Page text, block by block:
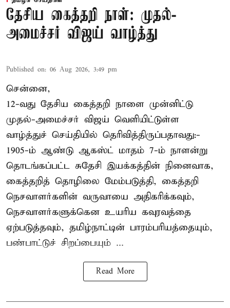
தேசிய கைத்தறி நாள்: முதல்-
அமைச்சர் விஜய் வாழ்த்து
Published on: 06 Aug 2026, 3:49 pm
சென்னை,
12-வது தேசிய கைத்தறி நாளை முன்னிட்டு
முதல்-அமைச்சர் விஜய் வெளியிட்டுள்ள
வாழ்த்துச் செய்தியில் தெரிவித்திருப்பதாவது:-
1905-ம் ஆண்டு ஆகஸ்ட் மாதம் 7-ம் நாளன்று
தொடங்கப்பட்ட சுதேசி இயக்கத்தின் நினைவாக,
கைத்தறித் தொழிலை மேம்படுத்தி, கைத்தறி
நெசவாளர்களின் வருவாயை அதிகரிக்கவும்,
நெசவாளர்களுக்கென உயரிய கவுரவத்தை
ஏற்படுத்தவும், தமிழ்நாட்டின் பாரம்பரியத்தையும்,
பண்பாட்டுச் சிறப்பையும் ...
Read More